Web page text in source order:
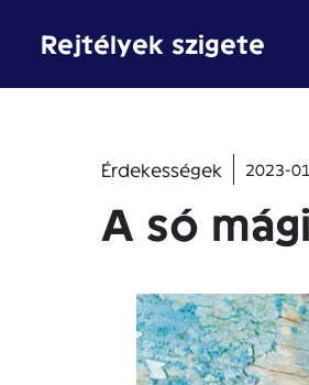
Rejtélyek szigete
Érdekességek 2023-
A só